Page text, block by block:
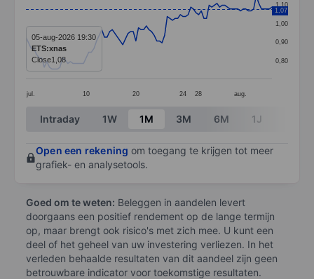
Line chart with 95 data points.
The chart has 1 X axis displaying categories.
The chart has 1 Y axis displaying values. Data ranges
jul. 10 20 24 28 aug.
0,80
0,90
1,00
1,10
1,07
05-aug-2026 19:30
ETS:xnas
Close1,08
End of interactive chart.
Intraday 1W 1M 3M 6M 1J
Open een rekening om toegang te krijgen tot meer
grafiek- en analysetools.
Goed om te weten: Beleggen in aandelen levert
doorgaans een positief rendement op de lange termijn
op, maar brengt ook risico's met zich mee. U kunt een
deel of het geheel van uw investering verliezen. In het
verleden behaalde resultaten van dit aandeel zijn geen
betrouwbare indicator voor toekomstige resultaten.